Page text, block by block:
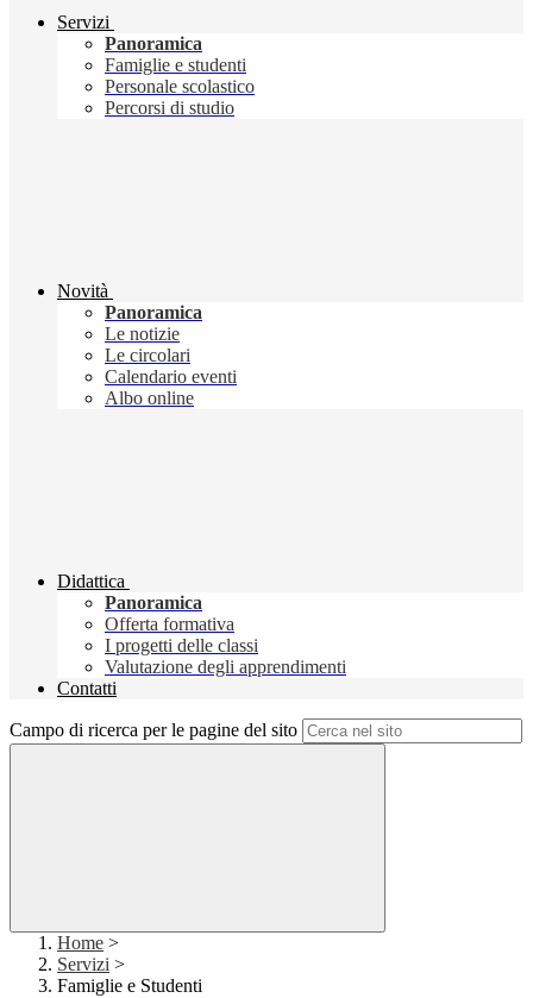
Servizi
Panoramica
Famiglie e studenti
Personale scolastico
Percorsi di studio
Novità
Panoramica
Le notizie
Le circolari
Calendario eventi
Albo online
Didattica
Panoramica
Offerta formativa
I progetti delle classi
Valutazione degli apprendimenti
Contatti
Campo di ricerca per le pagine del sito
Home >
Servizi >
Famiglie e Studenti